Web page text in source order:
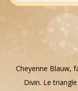
Cheyenne Blauw,
Divin. Le